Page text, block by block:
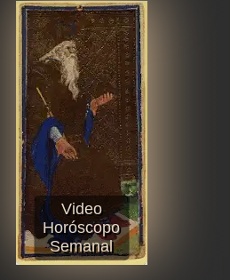
Video
Horóscopo
Semanal